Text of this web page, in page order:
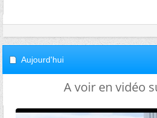
Aujourd'hui
A voir en vidéo